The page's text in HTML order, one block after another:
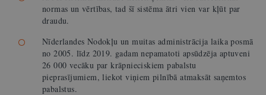
normas un vērtības, tad šī sistēma ātri vien var kļūt par
draudu.
Nīderlandes Nodokļu un muitas administrācija laika posmā
no 2005. līdz 2019. gadam nepamatoti apsūdzēja aptuveni
26 000 vecāku par krāpnieciskiem pabalstu
pieprasījumiem, liekot viņiem pilnībā atmaksāt saņemtos
pabalstus.